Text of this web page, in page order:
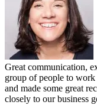
Great communication,
group of people to
and made some great
closely to our business